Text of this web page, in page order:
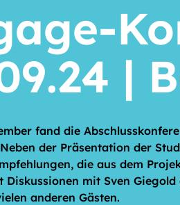
|
fand die
der Präsentation der
die aus dem
Diskussionen mit Sven
anderen Gästen.